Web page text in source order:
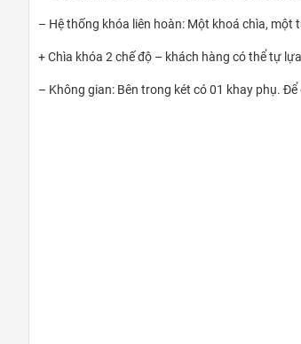
– Hệ thống khóa liên hoàn: Một khoá chìa,
+ Chìa khóa 2 chế độ – khách hàng có thể tự
– Không gian: Bên trong két có 01 khay phụ.